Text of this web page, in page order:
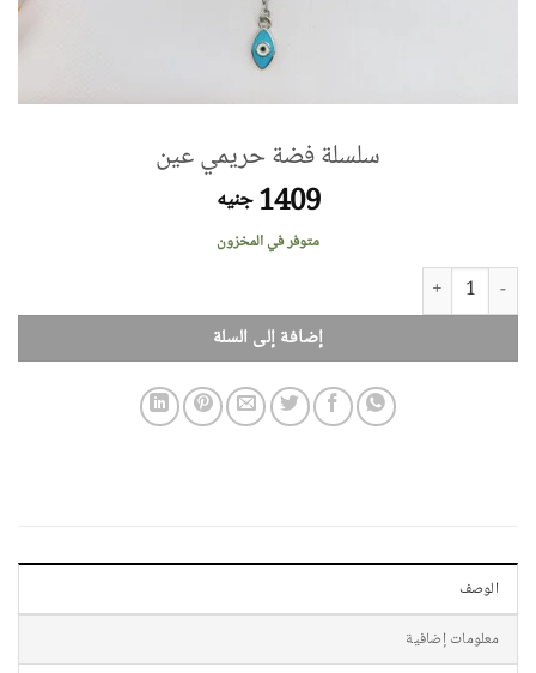
سلسلة فضة حريمي عين
1409 جنيه
متوفر في المخزون
كمية سلسلة فضة حريمي عين
إضافة إلى السلة
الوصف
معلومات إضافية